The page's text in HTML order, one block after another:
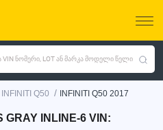
VIN ნომერი, LOT ან მარკა მოდელი წელი
INFINITI Q50 / INFINITI Q50 2017
GRAY INLINE-6 VIN: